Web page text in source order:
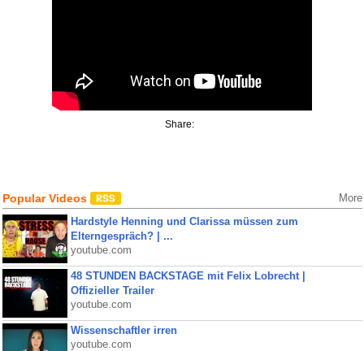
Share:
Popular Videos More
Hardstyle Henning und Clarissa müssen zum
Elterngespräch? | ...
youtube.com
48 STUNDEN BACKSTAGE mit Felix Lobrecht |
Offizieller Trailer
youtube.com
Wissenschaftler irren
youtube.com